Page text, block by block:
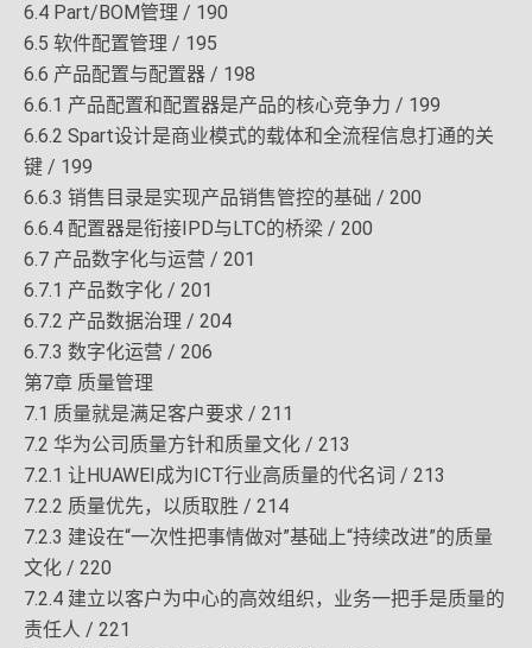
6.4 Part/BOM管理 / 190
6.5 软件配置管理 / 195
6.6 产品配置与配置器 / 198
6.6.1 产品配置和配置器是产品的核心竞争力 / 199
6.6.2 Spart设计是商业模式的载体和全流程信息打通的关
键 / 199
6.6.3 销售目录是实现产品销售管控的基础 / 200
6.6.4 配置器是衔接IPD与LTC的桥梁 / 200
6.7 产品数字化与运营 / 201
6.7.1 产品数字化 / 201
6.7.2 产品数据治理 / 204
6.7.3 数字化运营 / 206
第7章 质量管理
7.1 质量就是满足客户要求 / 211
7.2 华为公司质量方针和质量文化 / 213
7.2.1 让HUAWEI成为ICT行业高质量的代名词 / 213
7.2.2 质量优先，以质取胜 / 214
7.2.3 建设在“一次性把事情做对”基础上“持续改进”的质量
文化 / 220
7.2.4 建立以客户为中心的高效组织，业务一把手是质量的
责任人 / 221